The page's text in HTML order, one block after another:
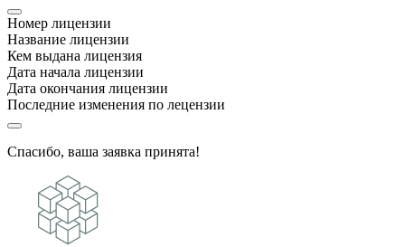
Номер лицензии
Название лицензии
Кем выдана лицензия
Дата начала лицензии
Дата окончания лицензии
Последние изменения по лецензии
Спасибо, ваша заявка принята!